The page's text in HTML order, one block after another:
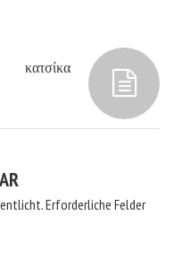
κατσίκα
Erforderliche Felder